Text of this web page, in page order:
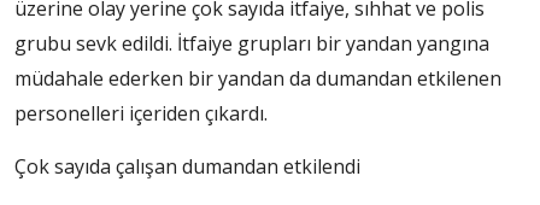
üzerine olay yerine çok sayıda itfaiye, sıhhat ve polis
grubu sevk edildi. İtfaiye grupları bir yandan yangına
müdahale ederken bir yandan da dumandan etkilenen
personelleri içeriden çıkardı.
Çok sayıda çalışan dumandan etkilendi